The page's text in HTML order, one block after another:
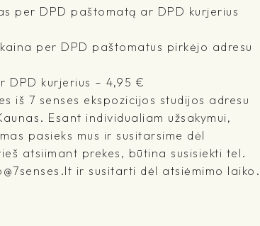
per DPD paštomatą ar DPD kurjerius
per DPD paštomatus pirkėjo adresu
DPD kurjerius – 4,95 €
iš 7 senses ekspozicijos studijos adresu
Esant individualiam užsakymui,
pasieks mus ir susitarsime dėl
atsiimant prekes, būtina susisiekti tel.
ir susitarti dėl atsiėmimo laiko.